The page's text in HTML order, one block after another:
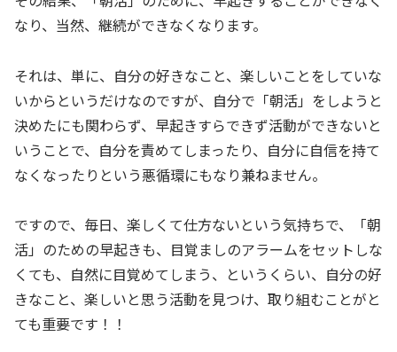
なり、当然、継続ができなくなります。
それは、単に、自分の好きなこと、楽しいことをしていな
いからというだけなのですが、自分で「朝活」をしようと
決めたにも関わらず、早起きすらできず活動ができないと
いうことで、自分を責めてしまったり、自分に自信を持て
なくなったりという悪循環にもなり兼ねません。
ですので、毎日、楽しくて仕方ないという気持ちで、「朝
活」のための早起きも、目覚ましのアラームをセットしな
くても、自然に目覚めてしまう、というくらい、自分の好
きなこと、楽しいと思う活動を見つけ、取り組むことがと
ても重要です！！